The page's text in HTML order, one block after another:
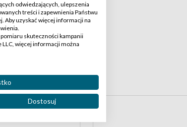
odwiedzających, ulepszenia
treści i zapewnienia Państwu
Aby uzyskać więcej informacji na
skuteczności kampanii
więcej informacji można
Dostosuj